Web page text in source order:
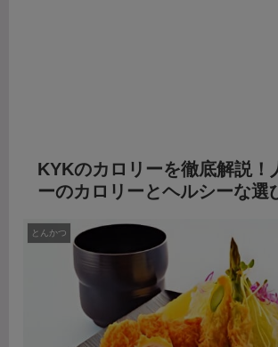
KYKのカロリーを徹底解説！
ーのカロリーとヘルシーな選
とんかつ